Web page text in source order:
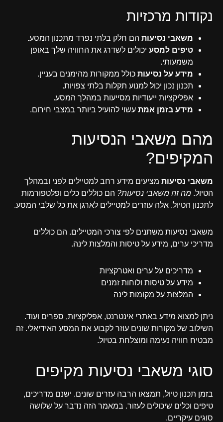
נקודות מרכזיות
משאבי נסיעות הם חלק בלתי נפרד מתכנון המסע.
טיפים למסע יכולים לשדרג את החוויה שלך באופן
משמעותי.
מידע על נסיעות כולל ממקורות מהימנים בעניין.
תכנון נכון יכול למנוע תקלות בלתי צפויות.
אפליקציות ייעודיות מסייעות במהלך המסע.
מידע בזמן אמת עשוי להועיל ביותר במצבי חירום.
מהם משאבי הנסיעות
המקיפים?
משאבי נסיעות מציעים מידע רחב למטיילים לפני ובמהלך
הטיול. מה זה משאבי נסיעות? הם כוללים כלים ופלטפורמות
לתכנון הטיול. אלה עוזרים למטיילים לארגן את כל שלבי המסע.
משאבי נסיעות משתנים לפי צורכי המטיילים. הם כוללים
מדריכי ערים, מידע על טיסות והמלצות לינה.
מדריכים על ערים ואטרקציות
מידע על טיסות ולוחות זמנים
המלצות על מקומות לינה
ניתן למצוא מידע באתרי אינטרנט, אפליקציות, ספרים ועוד.
השילוב של מקורות שונים עוזר לקבוע את המסע האידיאלי. זה
מבטיח חוויה נעימה ומוצלחת בטיול.
סוגי משאבי נסיעות מקיפים
בזמן תכנון טיול, תמצאו הרבה עזרים שונים. ישנם מדריכים,
טיפים וכלים שיכולים לעזור. במאמר הזה נדבר על שלושה
סוגים עיקריים.